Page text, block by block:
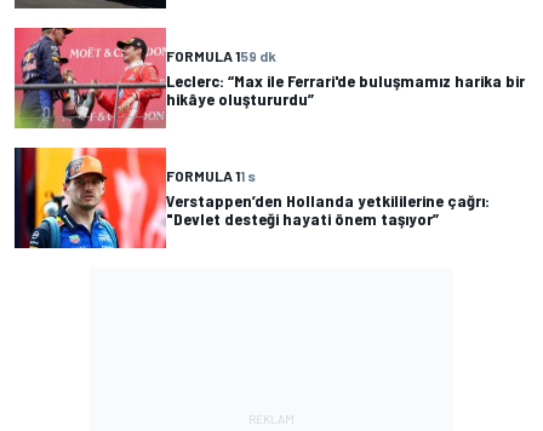
FORMULA 159 dk
Leclerc: “Max ile Ferrari'de buluşmamız harika bir
hikâye oluştururdu”
FORMULA 11 s
Verstappen’den Hollanda yetkililerine çağrı:
"Devlet desteği hayati önem taşıyor”